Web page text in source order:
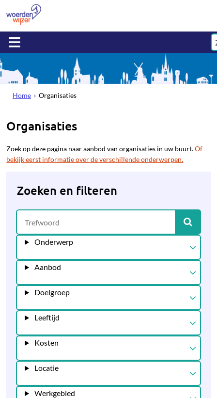
Home Organisaties
Organisaties
Zoek op deze pagina naar aanbod van organisaties in uw buurt.Of
bekijk eerst informatie over de verschillende onderwerpen.
Zoeken en filteren
Onderwerp
Aanbod
Doelgroep
Leeftijd
Kosten
Locatie
Werkgebied